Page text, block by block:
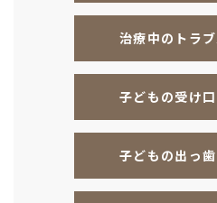
治療中のトラ
子どもの受け
子どもの出っ